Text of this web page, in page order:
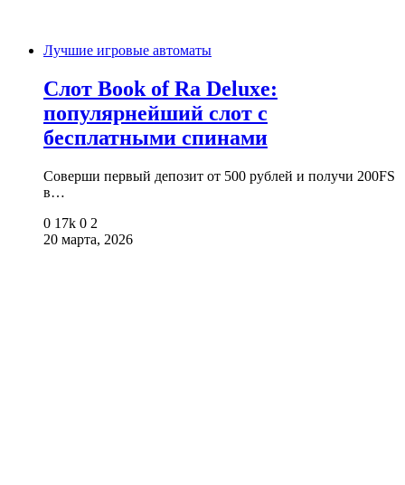
Лучшие игровые автоматы
Слот Book of Ra Deluxe:
популярнейший слот с
бесплатными спинами
Соверши первый депозит от 500 рублей и получи 200FS
в…
0 17k 0 2
20 марта, 2026